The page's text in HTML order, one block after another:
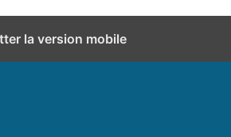
la version mobile